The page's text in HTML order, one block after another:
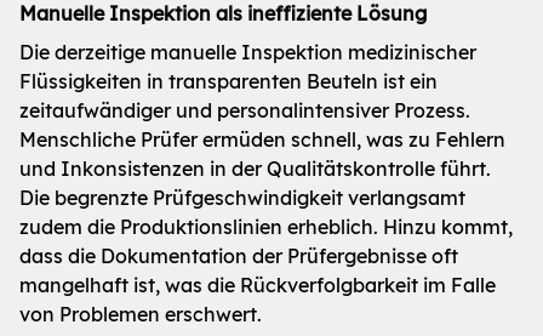
Manuelle Inspektion als ineffiziente Lösung
Die derzeitige manuelle Inspektion medizinischer
Flüssigkeiten in transparenten Beuteln ist ein
zeitaufwändiger und personalintensiver Prozess.
Menschliche Prüfer ermüden schnell, was zu Fehlern
und Inkonsistenzen in der Qualitätskontrolle führt.
Die begrenzte Prüfgeschwindigkeit verlangsamt
zudem die Produktionslinien erheblich. Hinzu kommt,
dass die Dokumentation der Prüfergebnisse oft
mangelhaft ist, was die Rückverfolgbarkeit im Falle
von Problemen erschwert.